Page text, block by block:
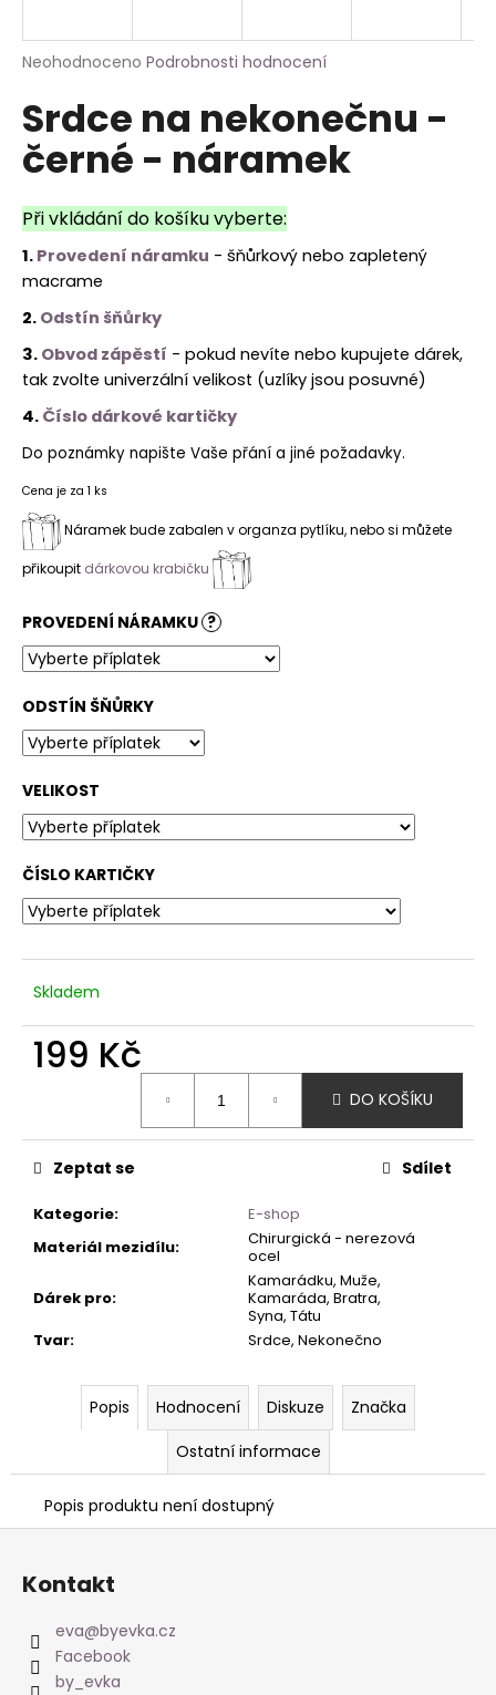
Průměrné
produktu
je
0,0
z
hvězdiček.
Neohodnoceno Podrobnosti hodnocení
Srdce na nekonečnu -
černé - náramek
Při vkládání do košíku vyberte:
1. Provedení náramku - šňůrkový nebo zapletený
macrame
2. Odstín šňůrky
3. Obvod zápěstí - pokud nevíte nebo kupujete dárek,
tak zvolte univerzální velikost (uzlíky jsou posuvné)
4. Číslo dárkové kartičky
Do poznámky napište Vaše přání a jiné požadavky.
Cena je za 1 ks
Náramek bude zabalen v organza pytlíku, nebo si můžete
přikoupit dárkovou krabičku
PROVEDENÍ NÁRAMKU ?
ODSTÍN ŠŇŮRKY
VELIKOST
ČÍSLO KARTIČKY
Skladem
199 Kč
DO KOŠÍKU
Kategorie:
E-shop
Materiál mezidílu:
Chirurgická - nerezová
ocel
Dárek pro:
Kamarádku, Muže,
Kamaráda, Bratra,
Syna, Tátu
Tvar: Srdce, Nekonečno
Zeptat se Sdílet
Popis Hodnocení Diskuze
Značka
Ostatní informace
Popis produktu není dostupný
j
t
?
HLEDAT
Z
Kontakt
eva@byevka.cz
Facebook
by_evka